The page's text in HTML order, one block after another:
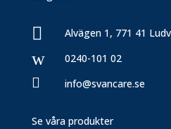
 Alvägen 1, 771 41
w 0240-101 02
 info@svancare.se
Se våra produkter